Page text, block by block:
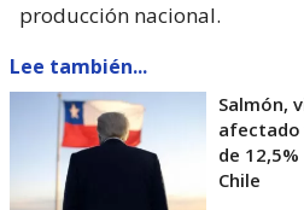
producción nacional.
Lee también...
Salmón,
afectado
de
Chile